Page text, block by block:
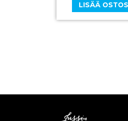
LISÄÄ